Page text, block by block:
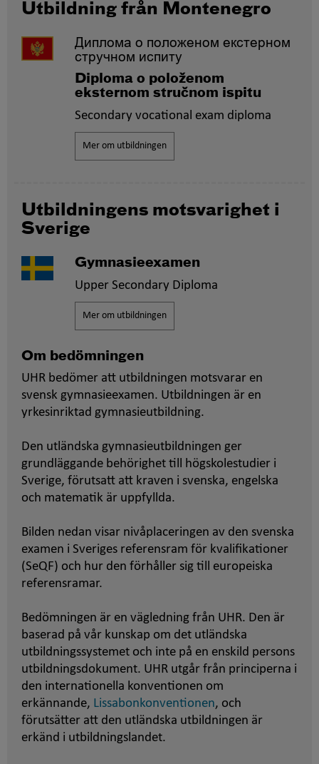
Utbildning från Montenegro
Диплома о положеном екстерном
стручном испиту
Diploma o položenom
eksternom stručnom ispitu
Secondary vocational exam diploma
Mer om utbildningen
Utbildningens motsvarighet i
Sverige
Gymnasieexamen
Upper Secondary Diploma
Mer om utbildningen
Om bedömningen
UHR bedömer att utbildningen motsvarar en
svensk gymnasieexamen. Utbildningen är en
yrkesinriktad gymnasieutbildning.
Den utländska gymnasieutbildningen ger
grundläggande behörighet till högskolestudier i
Sverige, förutsatt att kraven i svenska, engelska
och matematik är uppfyllda.
Bilden nedan visar nivåplaceringen av den svenska
examen i Sveriges referensram för kvalifikationer
(SeQF) och hur den förhåller sig till europeiska
referensramar.
Bedömningen är en vägledning från UHR. Den är
baserad på vår kunskap om det utländska
utbildningssystemet och inte på en enskild persons
utbildningsdokument. UHR utgår från principerna i
den internationella konventionen om
erkännande, Lissabonkonventionen, och
förutsätter att den utländska utbildningen är
erkänd i utbildningslandet.